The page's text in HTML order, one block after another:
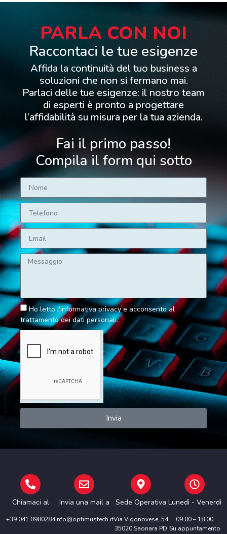
PARLA CON NOI
Raccontaci le tue esigenze
Affida la continuità del tuo business a
soluzioni che non si fermano mai.
Parlaci delle tue esigenze: il nostro team
di esperti è pronto a progettare
l’affidabilità su misura per la tua azienda.
Fai il primo passo!
Compila il form qui sotto
Ho letto l'informativa privacy e acconsento al
trattamento dei dati personali.
Invia
Chiamaci al
+39 041 0980284
Invia una mail a
info@optimustech.it
Sede Operativa
Via Vigonovese, 54
35020 Saonara PD
Lunedì - Venerdì
09.00 – 18.00
Su appuntamento